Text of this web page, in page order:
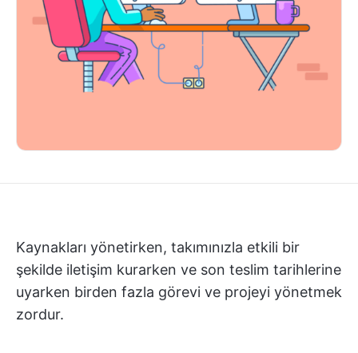
Kaynakları yönetirken, takımınızla etkili bir
şekilde iletişim kurarken ve son teslim tarihlerine
uyarken birden fazla görevi ve projeyi yönetmek
zordur.